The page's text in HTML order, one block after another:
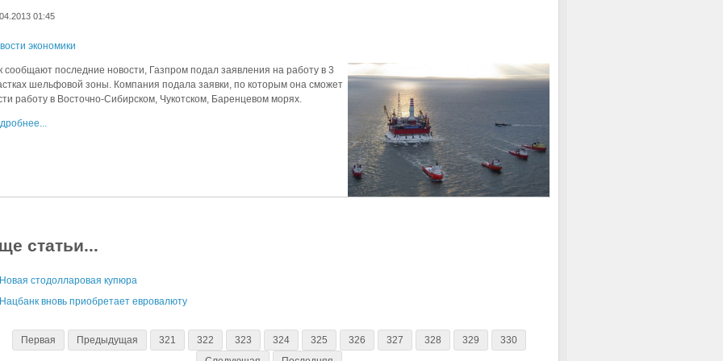
01:45
экономики
сообщают последние новости, Газпром подал заявления на работу в 3
шельфовой зоны. Компания подала заявки, по которым она сможет
работу в Восточно-Сибирском, Чукотском, Баренцевом морях.
статьи...
Новая стодолларовая купюра
Нацбанк вновь приобретает евровалюту
Первая Предыдущая 321 322 323 324 325 326 327 328 329
330